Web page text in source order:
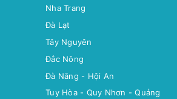
Nha Trang
Đà Lạt
Tây Nguyên
Đắc Nông
Đà Năng - Hội An
Tuy Hòa - Quy Nhơn - Quảng